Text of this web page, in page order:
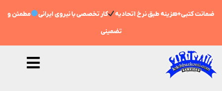
ضمانت کتبی+هزینه طبق نرخ اتحادیه کار تخصصی با نیروی ایرانی مطمئن و
تضمینی